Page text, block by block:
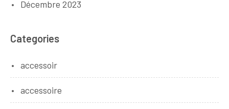
Décembre 2023
Categories
accessoir
accessoire